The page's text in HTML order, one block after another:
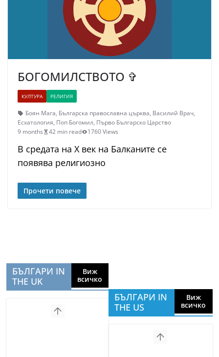
БОГОМИЛСТВОТО ✞
КУЛТУРА РЕЛИГИЯ
Боян Мага, Българска православна църква, Василий Врач,
Есхатология, Поп Богомил, Първо Българско Царство
9 months
42 min read 1760 Views
В средата на X век на Балканите се
появява религиозно
Прочети повече
БЪЛГАРИ IN
THE UK
Виж
всичко
БЪЛГАРИ IN
THE US
Виж
всичко